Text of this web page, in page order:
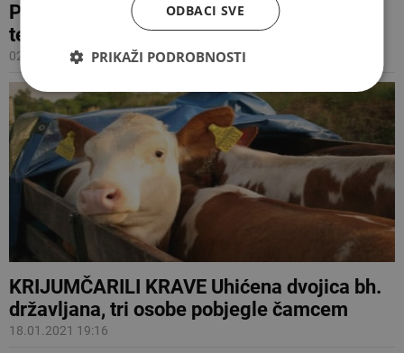
PROZOR-RAMA Mine ubile dvije krave i
tele
02.11.2021 14:15
KRIJUMČARILI KRAVE Uhićena dvojica bh.
državljana, tri osobe pobjegle čamcem
18.01.2021 19:16
ODBACI SVE
PRIKAŽI PODROBNOSTI